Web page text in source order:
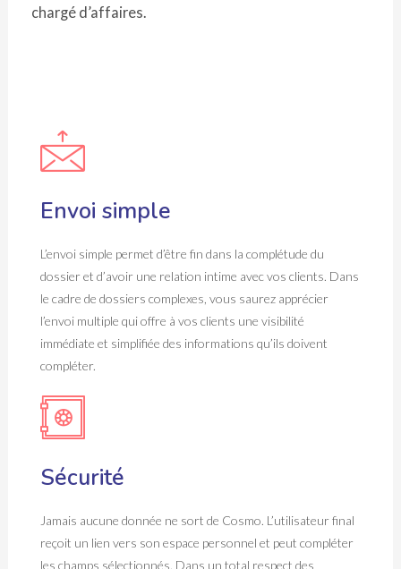
chargé d’affaires.
Envoi simple
L’envoi simple permet d’être fin dans la complétude du
dossier et d’avoir une relation intime avec vos clients. Dans
le cadre de dossiers complexes, vous saurez apprécier
l’envoi multiple qui offre à vos clients une visibilité
immédiate et simplifiée des informations qu’ils doivent
compléter.
Sécurité
Jamais aucune donnée ne sort de Cosmo. L’utilisateur final
reçoit un lien vers son espace personnel et peut compléter
les champs sélectionnés. Dans un total respect des